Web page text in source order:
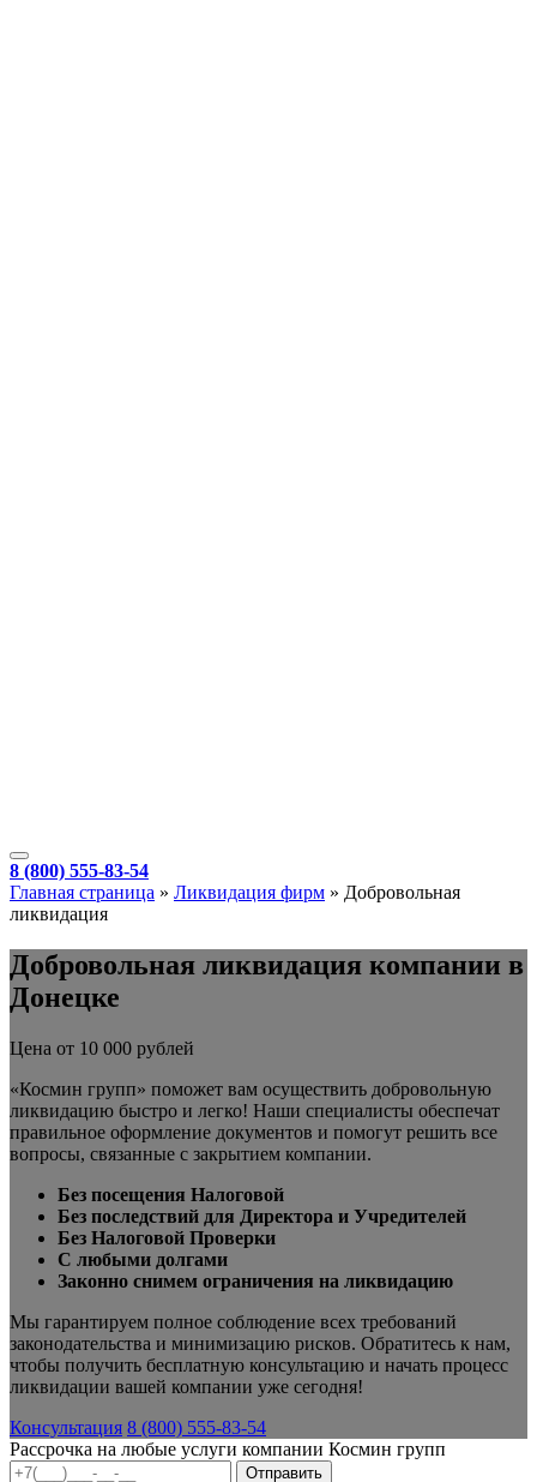
8 (800) 555-83-54
Главная страница » Ликвидация фирм » Добровольная
ликвидация
Добровольная ликвидация компании в
Донецке
Цена от 10 000 рублей
«Космин групп» поможет вам осуществить добровольную
ликвидацию быстро и легко! Наши специалисты обеспечат
правильное оформление документов и помогут решить все
вопросы, связанные с закрытием компании.
Без посещения Налоговой
Без последствий для Директора и Учредителей
Без Налоговой Проверки
С любыми долгами
Законно снимем ограничения на ликвидацию
Мы гарантируем полное соблюдение всех требований
законодательства и минимизацию рисков. Обратитесь к нам,
чтобы получить бесплатную консультацию и начать процесс
ликвидации вашей компании уже сегодня!
Консультация 8 (800) 555-83-54
Рассрочка на любые услуги компании Космин групп